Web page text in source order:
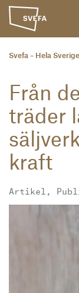
Svefa – Hela
Från
träder
kraft
Artikel,